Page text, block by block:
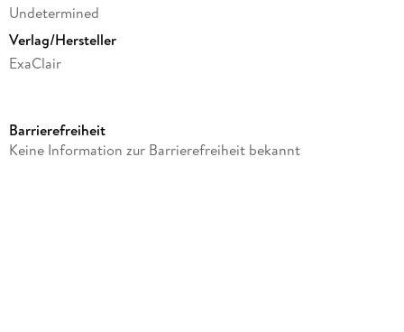
Undetermined
Verlag/Hersteller
ExaClair
Gewicht
Barrierefreiheit
Keine Information zur Barrierefreiheit bekannt